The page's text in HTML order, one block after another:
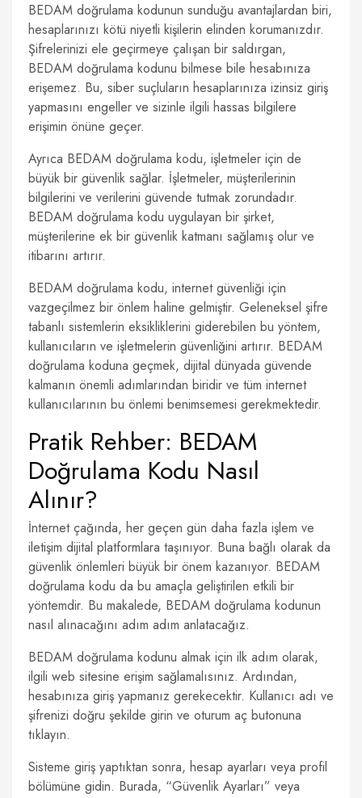
BEDAM doğrulama kodunun sunduğu avantajlardan biri,
hesaplarınızı kötü niyetli kişilerin elinden korumanızdır.
Şifrelerinizi ele geçirmeye çalışan bir saldırgan,
BEDAM doğrulama kodunu bilmese bile hesabınıza
erişemez. Bu, siber suçluların hesaplarınıza izinsiz giriş
yapmasını engeller ve sizinle ilgili hassas bilgilere
erişimin önüne geçer.
Ayrıca BEDAM doğrulama kodu, işletmeler için de
büyük bir güvenlik sağlar. İşletmeler, müşterilerinin
bilgilerini ve verilerini güvende tutmak zorundadır.
BEDAM doğrulama kodu uygulayan bir şirket,
müşterilerine ek bir güvenlik katmanı sağlamış olur ve
itibarını artırır.
BEDAM doğrulama kodu, internet güvenliği için
vazgeçilmez bir önlem haline gelmiştir. Geleneksel şifre
tabanlı sistemlerin eksikliklerini giderebilen bu yöntem,
kullanıcıların ve işletmelerin güvenliğini artırır. BEDAM
doğrulama koduna geçmek, dijital dünyada güvende
kalmanın önemli adımlarından biridir ve tüm internet
kullanıcılarının bu önlemi benimsemesi gerekmektedir.
Pratik Rehber: BEDAM
Doğrulama Kodu Nasıl
Alınır?
İnternet çağında, her geçen gün daha fazla işlem ve
iletişim dijital platformlara taşınıyor. Buna bağlı olarak da
güvenlik önlemleri büyük bir önem kazanıyor. BEDAM
doğrulama kodu da bu amaçla geliştirilen etkili bir
yöntemdir. Bu makalede, BEDAM doğrulama kodunun
nasıl alınacağını adım adım anlatacağız.
BEDAM doğrulama kodunu almak için ilk adım olarak,
ilgili web sitesine erişim sağlamalısınız. Ardından,
hesabınıza giriş yapmanız gerekecektir. Kullanıcı adı ve
şifrenizi doğru şekilde girin ve oturum aç butonuna
tıklayın.
Sisteme giriş yaptıktan sonra, hesap ayarları veya profil
bölümüne gidin. Burada, “Güvenlik Ayarları” veya